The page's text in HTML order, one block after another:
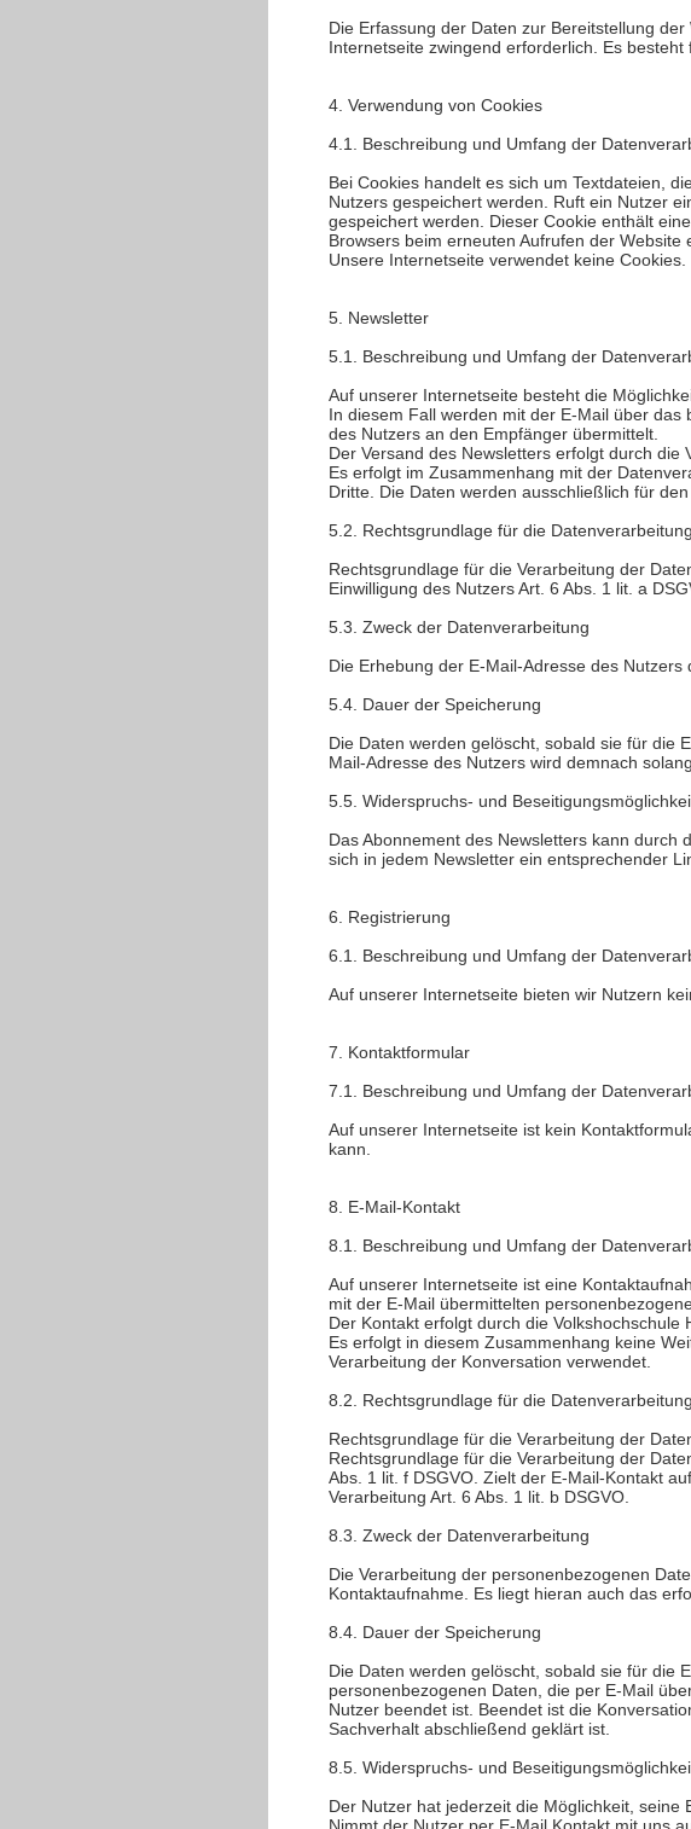
Die Erfassung der Daten zur Bereitstellung
Internetseite zwingend erforderlich. Es
4. Verwendung von Cookies
4.1. Beschreibung und Umfang der
Bei Cookies handelt es sich um Textdateien,
Nutzers gespeichert werden. Ruft ein Nutzer
gespeichert werden. Dieser Cookie enthält
Browsers beim erneuten Aufrufen der Website
Unsere Internetseite verwendet keine Cookies.
5. Newsletter
5.1. Beschreibung und Umfang der
Auf unserer Internetseite besteht die
In diesem Fall werden mit der E-Mail über
des Nutzers an den Empfänger übermittelt.
Der Versand des Newsletters erfolgt durch
Es erfolgt im Zusammenhang mit der
Dritte. Die Daten werden ausschließlich für
5.2. Rechtsgrundlage für die Datenverarbeitung
Rechtsgrundlage für die Verarbeitung der
Einwilligung des Nutzers Art. 6 Abs. 1 lit. a
5.3. Zweck der Datenverarbeitung
Die Erhebung der E-Mail-Adresse des Nutzers
5.4. Dauer der Speicherung
Die Daten werden gelöscht, sobald sie für die
Mail-Adresse des Nutzers wird demnach
5.5. Widerspruchs- und
Das Abonnement des Newsletters kann
sich in jedem Newsletter ein entsprechender
6. Registrierung
6.1. Beschreibung und Umfang der
Auf unserer Internetseite bieten wir Nutzern
7. Kontaktformular
7.1. Beschreibung und Umfang der
Auf unserer Internetseite ist kein
kann.
8. E-Mail-Kontakt
8.1. Beschreibung und Umfang der
Auf unserer Internetseite ist eine
mit der E-Mail übermittelten
Der Kontakt erfolgt durch die
Es erfolgt in diesem Zusammenhang keine
Verarbeitung der Konversation verwendet.
8.2. Rechtsgrundlage für die Datenverarbeitung
Rechtsgrundlage für die Verarbeitung der
Rechtsgrundlage für die Verarbeitung der
Abs. 1 lit. f DSGVO. Zielt der E-Mail-Kontakt
Verarbeitung Art. 6 Abs. 1 lit. b DSGVO.
8.3. Zweck der Datenverarbeitung
Die Verarbeitung der personenbezogenen
Kontaktaufnahme. Es liegt hieran auch das
8.4. Dauer der Speicherung
Die Daten werden gelöscht, sobald sie für die
personenbezogenen Daten, die per E-Mail
Nutzer beendet ist. Beendet ist die
Sachverhalt abschließend geklärt ist.
8.5. Widerspruchs- und
Der Nutzer hat jederzeit die Möglichkeit, seine